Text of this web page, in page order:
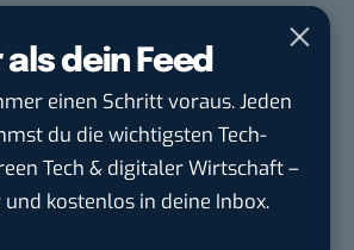
dein Feed
einen Schritt voraus. Jeden
du die wichtigsten Tech-
Tech & digitaler Wirtschaft –
kostenlos in deine Inbox.
Tarife: DAZN erhöht schon
Alle Filme und Serien zum
im Überblick
wichtigsten Technik-Trends im